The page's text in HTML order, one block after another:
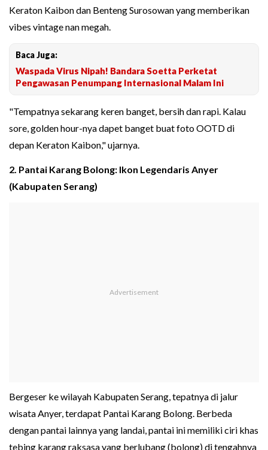
Keraton Kaibon dan Benteng Surosowan yang memberikan
vibes vintage nan megah.
Baca Juga:
Waspada Virus Nipah! Bandara Soetta Perketat
Pengawasan Penumpang Internasional Malam Ini
"Tempatnya sekarang keren banget, bersih dan rapi. Kalau
sore, golden hour-nya dapet banget buat foto OOTD di
depan Keraton Kaibon," ujarnya.
2. Pantai Karang Bolong: Ikon Legendaris Anyer
(Kabupaten Serang)
Bergeser ke wilayah Kabupaten Serang, tepatnya di jalur
wisata Anyer, terdapat Pantai Karang Bolong. Berbeda
dengan pantai lainnya yang landai, pantai ini memiliki ciri khas
tebing karang raksasa yang berlubang (bolong) di tengahnya